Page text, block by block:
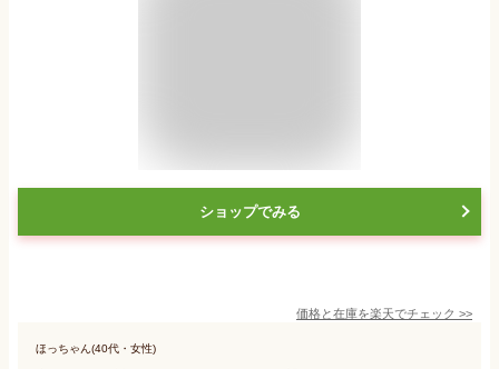
ショップでみる
価格と在庫を楽天でチェック >>
ほっちゃん(40代・女性)